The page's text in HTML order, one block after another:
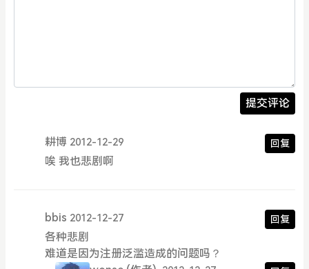
提交评论
耕博 2012-12-29 回复
唉 我也悲剧啊
bbis 2012-12-27 回复
各种悲剧
难道是因为注册泛滥造成的问题吗？